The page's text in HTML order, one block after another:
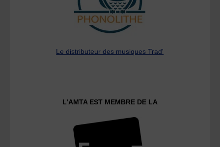
Le distributeur des musiques Trad'
L’AMTA EST MEMBRE DE LA